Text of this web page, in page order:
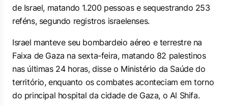
de Israel, matando 1.200 pessoas e sequestrando 253
reféns, segundo registros israelenses.
Israel manteve seu bombardeio aéreo e terrestre na
Faixa de Gaza na sexta-feira, matando 82 palestinos
nas últimas 24 horas, disse o Ministério da Saúde do
território, enquanto os combates aconteciam em torno
do principal hospital da cidade de Gaza, o Al Shifa.